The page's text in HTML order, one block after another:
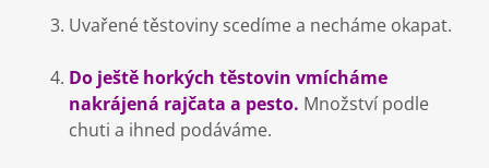
Uvařené těstoviny scedíme a necháme okapat.
Do ještě horkých těstovin vmícháme
nakrájená rajčata a pesto. Množství podle
chuti a ihned podáváme.